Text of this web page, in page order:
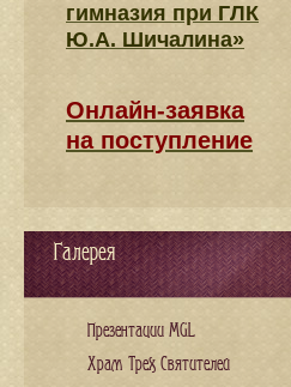
гимназия при ГЛК
Ю.А. Шичалина»
Онлайн-заявка
на поступление
Галерея
Презентации MGL
Храм Трех Святителей